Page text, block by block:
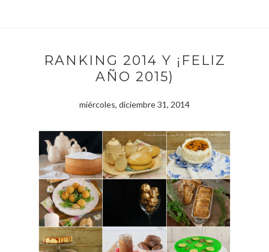
RANKING 2014 Y ¡FELIZ
AÑO 2015)
miércoles, diciembre 31, 2014